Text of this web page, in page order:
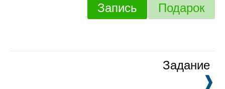
Запись Подарок
Задание
❱